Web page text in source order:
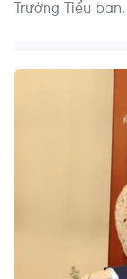
Trưởng Tiểu ban.